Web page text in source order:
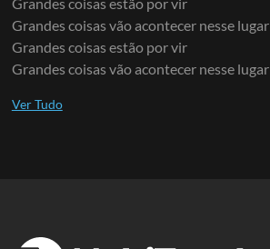
Grandes coisas vão acontecer nesse lugar
Grandes coisas estão por vir
Grandes coisas vão acontecer nesse lugar